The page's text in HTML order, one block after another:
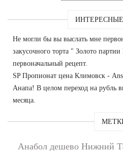
Не могли бы вы выслать мне
закусочного торта " Золото
первоначальный рецепт.
SP Пропионат цена Климовск -
Анапа! В целом переход на рубль
месяца.
Анабол дешево Нижний